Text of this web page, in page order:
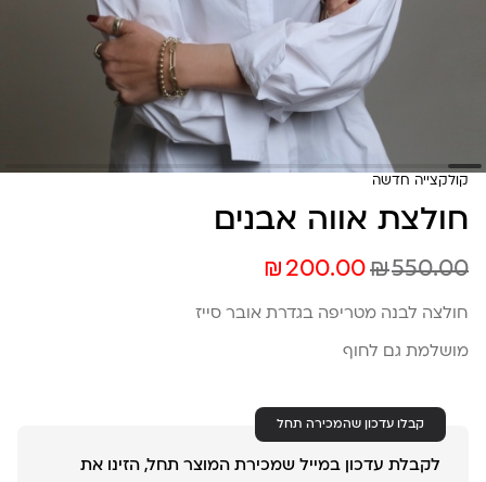
קולקצייה חדשה
חולצת אווה אבנים
₪ 200.00₪550.00
חולצה לבנה מטריפה בגדרת אובר סייז
מושלמת גם לחוף
קבלו עדכון שהמכירה תחל
לקבלת עדכון במייל שמכירת המוצר תחל, הזינו את